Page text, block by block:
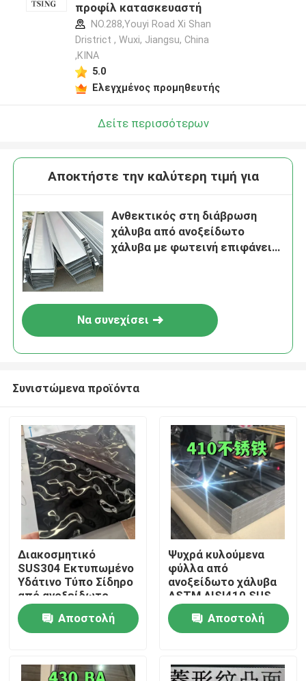
Σπίτι
Προϊόντα
Βίντεο
προφίλ κατασκευαστή
NO.288,Youyi Road Xi Shan
Dristrict , Wuxi, Jiangsu, China
,ΚΙΝΑ
5.0
Ελεγχμένος προμηθευτής
Δείτε περισσότερων
Αποκτήστε την καλύτερη τιμή για
Ανθεκτικός στη διάβρωση
χάλυβα από ανοξείδωτο
χάλυβα με φωτεινή επιφάνεια
Να συνεχίσει
Συνιστώμενα προϊόντα
Διακοσμητικό
SUS304 Εκτυπωμένο
Υδάτινο Τύπο Σίδηρο
από ανοξείδωτο
χάλυβα για
αρχιτεκτονικά
εξωτερικά
Αποστολή
Ψυχρά κυλούμενα
φύλλα από
ανοξείδωτο χάλυβα
ASTM AISI410 SUS
410 με γυαλισμένη
επιφάνεια BA
0,8*1220*2440
Αποστολή